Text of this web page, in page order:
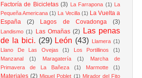
Factoría de Bicicletas (3) La Farrapona (1) La
Pequeña Americana (1) La Vecilla (1) La Vuelta a
España
(2) Lagos de Covadonga (3)
Landismo (1) Las Omañas (2) Las penas
de la bici. (29) León (43) Llamera (1)
Llano De Las Ovejas
(1) Los Portillinos
(1)
Manzanal
(1) Maragatería (1)
Marcha de
Primavera de La Bañeza
(1) Marmotte (1)
Materiales (2) Miguel Poblet (1) Mirador del Fito